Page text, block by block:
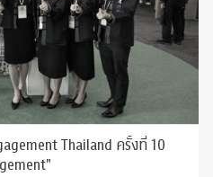
Thailand ครั้งที่ 10